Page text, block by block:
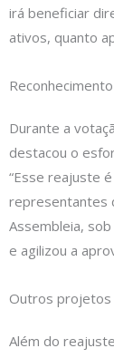
irá beneficiar
ativos, quanto
Durante a
destacou o
“Esse reajuste
representantes
Assembleia,
e agilizou a
Outros projetos
Além do